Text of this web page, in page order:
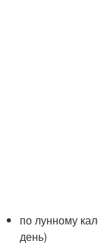
по лунному
день)